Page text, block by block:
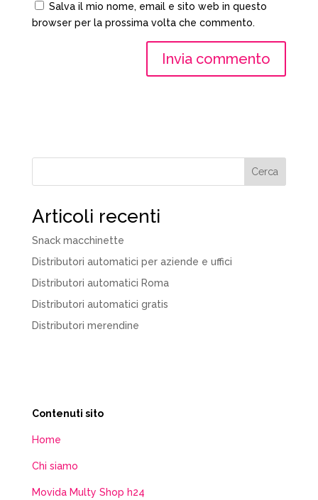
Salva il mio nome, email e sito web in questo
browser per la prossima volta che commento.
Cerca
Articoli recenti
Snack macchinette
Distributori automatici per aziende e uffici
Distributori automatici Roma
Distributori automatici gratis
Distributori merendine
Contenuti sito
Home
Chi siamo
Movida Multy Shop h24